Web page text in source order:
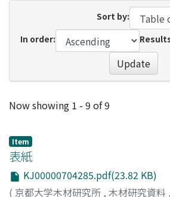
Sort by:
In order:
Update
Recent Submissions
Now showing 1 - 9 of 9
Item
表紙
KJ00000704285.pdf(23.82 KB)
( 京都大学木材研究所 , 木材研究資料 ,